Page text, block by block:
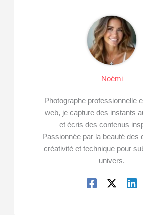
Noémi
Photographe professionnelle
web, je capture des instants
et écris des contenus
Passionnée par la beauté des
créativité et technique pour
univers.